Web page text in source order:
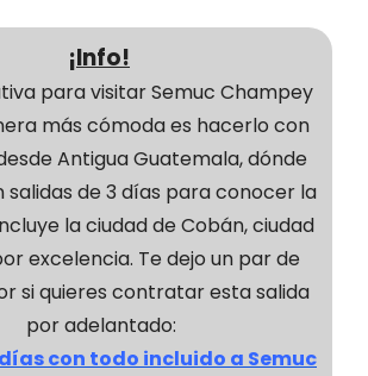
¡Info!
para visitar Semuc Champey
más cómoda es hacerlo con
Antigua Guatemala, dónde
salidas de 3 días para conocer la
la ciudad de Cobán, ciudad
excelencia. Te dejo un par de
si quieres contratar esta salida
por adelantado:
con todo incluido a Semuc